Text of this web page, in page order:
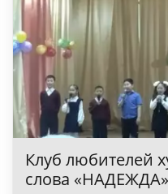
Клуб любителей
слова «НАДЕЖДА»